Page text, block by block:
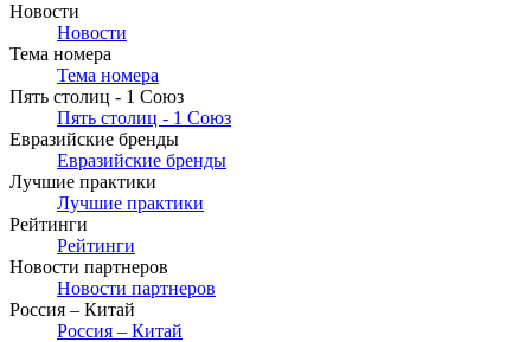
Новости
Новости
Тема номера
Тема номера
Пять столиц - 1 Союз
Пять столиц - 1 Союз
Евразийские бренды
Евразийские бренды
Лучшие практики
Лучшие практики
Рейтинги
Рейтинги
Новости партнеров
Новости партнеров
Россия – Китай
Россия – Китай